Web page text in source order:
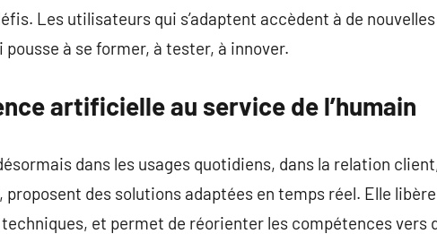
Les utilisateurs qui s’adaptent accèdent à de
pousse à se former, à tester, à innover.
artificielle au service de l’humain
dans les usages quotidiens, dans la relation
des solutions adaptées en temps réel. Elle
et permet de réorienter les compétences vers